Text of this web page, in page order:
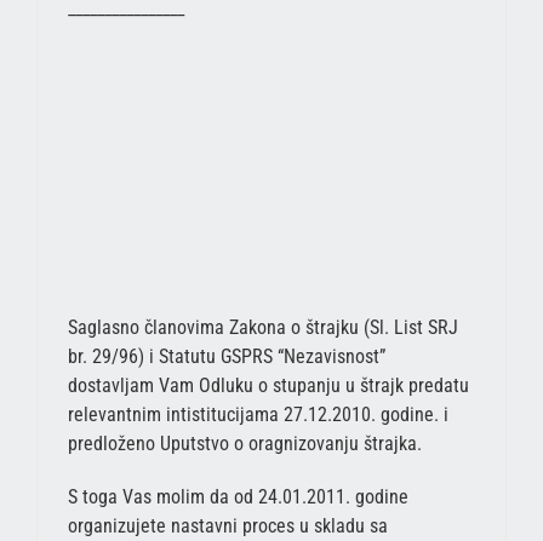
Saglasno članovima Zakona o štrajku (Sl. List SRJ
br. 29/96) i Statutu GSPRS “Nezavisnost”
dostavljam Vam Odluku o stupanju u štrajk predatu
relevantnim intistitucijama 27.12.2010. godine. i
predloženo Uputstvo o oragnizovanju štrajka.
S toga Vas molim da od 24.01.2011. godine
organizujete nastavni proces u skladu sa